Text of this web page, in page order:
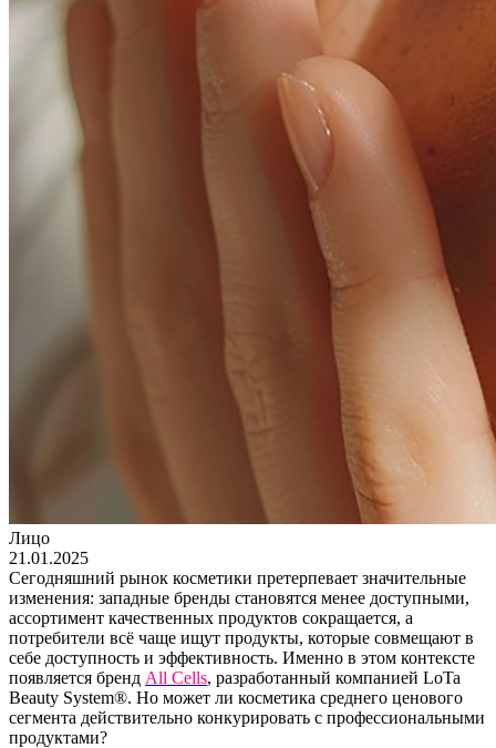
Лицо
21.01.2025
Сегодняшний рынок косметики претерпевает значительные
изменения: западные бренды становятся менее доступными,
ассортимент качественных продуктов сокращается, а
потребители всё чаще ищут продукты, которые совмещают в
себе доступность и эффективность. Именно в этом контексте
появляется бренд All Cells, разработанный компанией LoTa
Beauty System®. Но может ли косметика среднего ценового
сегмента действительно конкурировать с профессиональными
продуктами?